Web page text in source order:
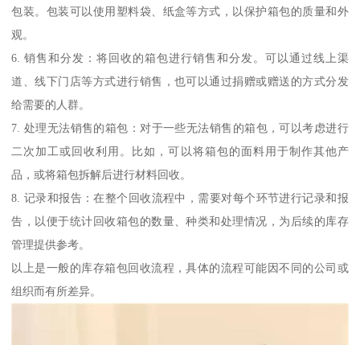
包装。包装可以使用塑料袋、纸盒等方式，以保护箱包的质量和外
观。
6. 销售和分发：将回收的箱包进行销售和分发。可以通过线上渠
道、线下门店等方式进行销售，也可以通过捐赠或赠送的方式分发
给需要的人群。
7. 处理无法销售的箱包：对于一些无法销售的箱包，可以考虑进行
二次加工或回收利用。比如，可以将箱包的面料用于制作其他产
品，或将箱包拆解后进行材料回收。
8. 记录和报告：在整个回收流程中，需要对每个环节进行记录和报
告，以便于统计回收箱包的数量、种类和处理情况，为后续的库存
管理提供参考。
以上是一般的库存箱包回收流程，具体的流程可能因不同的公司或
组织而有所差异。